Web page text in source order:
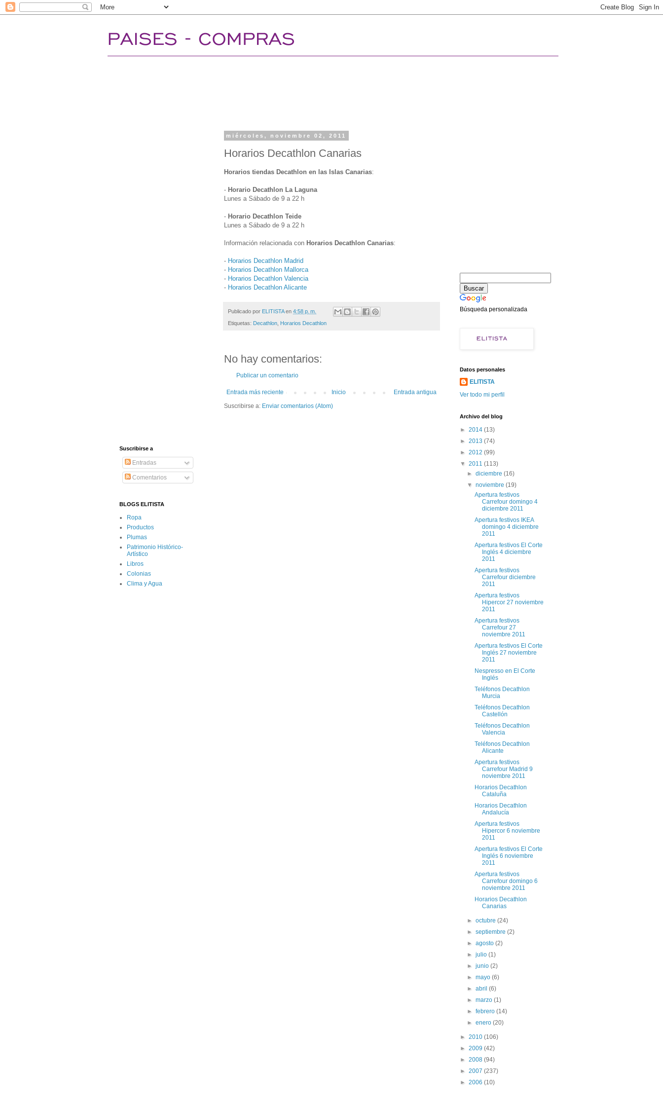
miércoles, noviembre 02, 2011
Horarios Decathlon Canarias
Horarios tiendas Decathlon en las Islas Canarias:
- Horario Decathlon La Laguna
Lunes a Sábado de 9 a 22 h
- Horario Decathlon Teide
Lunes a Sábado de 9 a 22 h
Información relacionada con Horarios Decathlon Canarias:
- Horarios Decathlon Madrid
- Horarios Decathlon Mallorca
- Horarios Decathlon Valencia
- Horarios Decathlon Alicante
Publicado por ELITISTA en 4:58 p. m.
Etiquetas: Decathlon Horarios Decathlon
No hay comentarios:
Publicar un comentario
Entrada más reciente Entrada antigua
Inicio
Suscribirse a: Enviar comentarios (Atom)
Suscribirse a
Entradas
Comentarios
BLOGS ELITISTA
Ropa
Productos
Plumas
Patrimonio Histórico-
Artístico
Libros
Colonias
Clima y Agua
Búsqueda personalizada
Datos personales
ELITISTA
Ver todo mi perfil
Archivo del blog
► 2014 (13)
► 2013 (74)
► 2012 (99)
▼ 2011 (113)
►diciembre(16)
▼noviembre(19)
Apertura festivos
Carrefour domingo 4
diciembre 2011
Apertura festivos IKEA
domingo 4 diciembre
2011
Apertura festivos El Corte
Inglés 4 diciembre
2011
Apertura festivos
Carrefour diciembre
2011
Apertura festivos
Hipercor 27 noviembre
2011
Apertura festivos
Carrefour 27
noviembre 2011
Apertura festivos El Corte
Inglés 27 noviembre
2011
Nespresso en El Corte
Inglés
Teléfonos Decathlon
Murcia
Teléfonos Decathlon
Castellón
Teléfonos Decathlon
Valencia
Teléfonos Decathlon
Alicante
Apertura festivos
Carrefour Madrid 9
noviembre 2011
Horarios Decathlon
Cataluña
Horarios Decathlon
Andalucía
Apertura festivos
Hipercor 6 noviembre
2011
Apertura festivos El Corte
Inglés 6 noviembre
2011
Apertura festivos
Carrefour domingo 6
noviembre 2011
Horarios Decathlon
Canarias
►octubre(24)
►septiembre(2)
►agosto(2)
►julio(1)
►junio(2)
►mayo(6)
►abril(6)
►marzo(1)
►febrero(14)
►enero(20)
► 2010 (106)
► 2009 (42)
► 2008 (94)
► 2007 (237)
► 2006 (10)